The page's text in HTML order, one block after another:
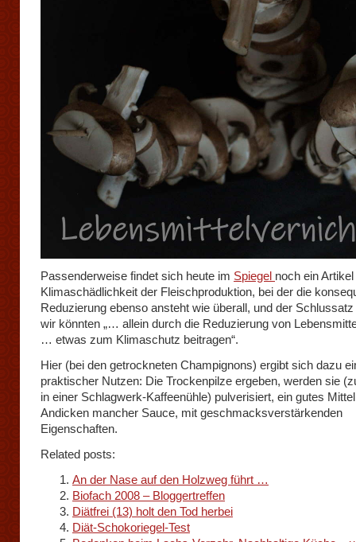
Passenderweise findet sich heute im Spiegel noch ein
Klimaschädlichkeit der Fleischproduktion, bei der die
Reduzierung ebenso ansteht wie überall, und der
wir könnten „… allein durch die Reduzierung von
… etwas zum Klimaschutz beitragen“.
Hier (bei den getrockneten Champignons) ergibt sich dazu
praktischer Nutzen: Die Trockenpilze ergeben, werden sie
in einer Schlagwerk-Kaffeenühle) pulverisiert, ein gutes
Andicken mancher Sauce, mit geschmacksverstärkenden
Eigenschaften.
Related posts:
An der Nase auf den Holzweg führt …
Biofach 2008 – Bloggertreffen
Diätfrei (13) holt den Tod herbei
Diät-Schokoriegel-Test